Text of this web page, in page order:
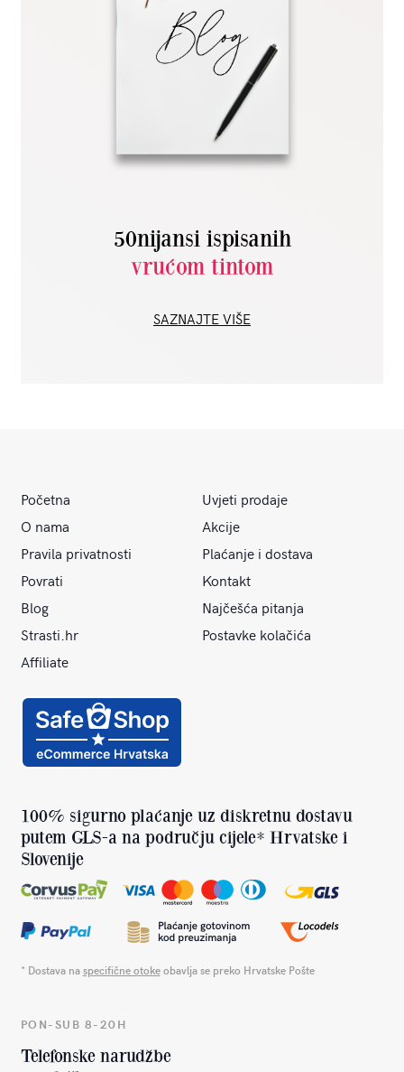
50nijansi ispisanih
vrućom tintom
SAZNAJTE VIŠE
Početna
Uvjeti prodaje
O nama
Akcije
Pravila privatnosti
Plaćanje i dostava
Povrati
Kontakt
Blog
Najčešća pitanja
Strasti.hr
Postavke kolačića
Affiliate
100% sigurno plaćanje uz diskretnu dostavu
putem GLS-a na području cijele* Hrvatske i
Slovenije
* Dostava naspecifične otokeobavlja se preko Hrvatske Pošte
PON-SUB 8-20H
Telefonske narudžbe